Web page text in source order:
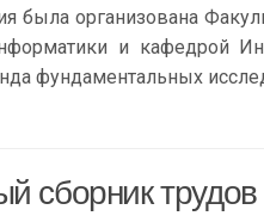
была организована
и кафедрой
фундаментальных
сборник